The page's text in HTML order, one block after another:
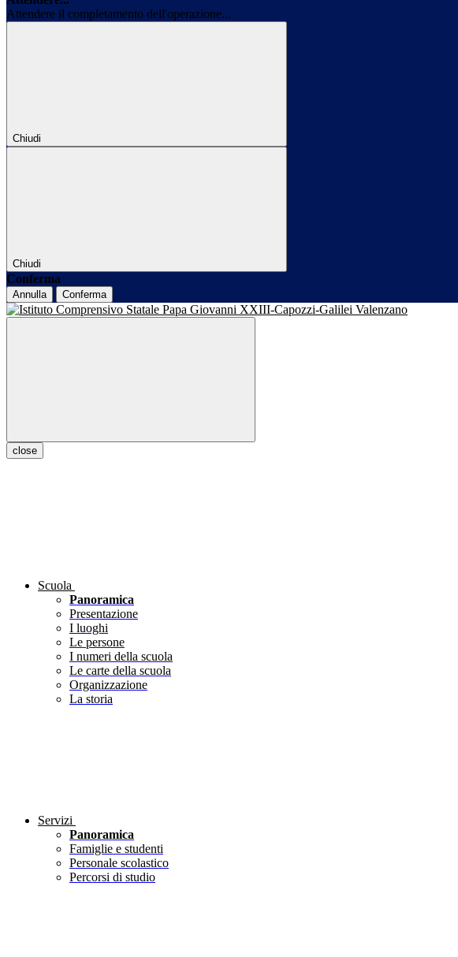
Attendere il completamento dell'operazione...
Chiudi
Chiudi
Conferma
Annulla Conferma
close
Scuola
Panoramica
Presentazione
I luoghi
Le persone
I numeri della scuola
Le carte della scuola
Organizzazione
La storia
Servizi
Panoramica
Famiglie e studenti
Personale scolastico
Percorsi di studio